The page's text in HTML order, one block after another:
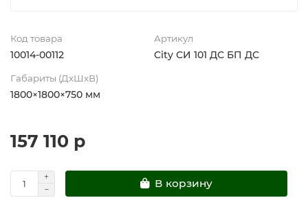
Код товара
10014-00112
Артикул
City СИ 101 ДС БП ДС
Габариты (ДхШхВ)
1800×1800×750 мм
157 110 р
В корзину